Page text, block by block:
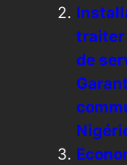
traiter
de